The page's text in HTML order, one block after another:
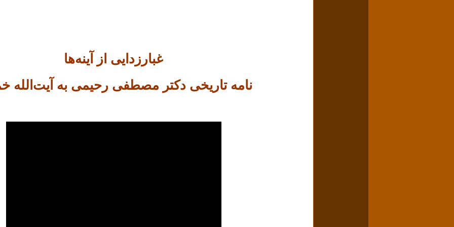
غبارزدایی از آینه‌ها
نامه تاریخی دکتر مصطفی رحیمی به آیت‌الله